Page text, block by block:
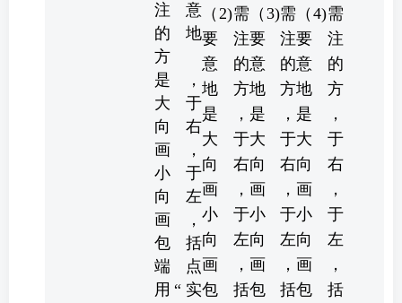
注意
的地
方
是，
大于
向右
画，
小于
向左
画，
包括
端点
用“实
（2)需
要注
意的
地方
是，
大于
向右
画，
小于
向左
画，
包括
（3)需
要注
意的
地方
是，
大于
向右
画，
小于
向左
画，
包括
（4)需
要注
意的
地方
是，
大于
向右
画，
小于
向左
画，
包括